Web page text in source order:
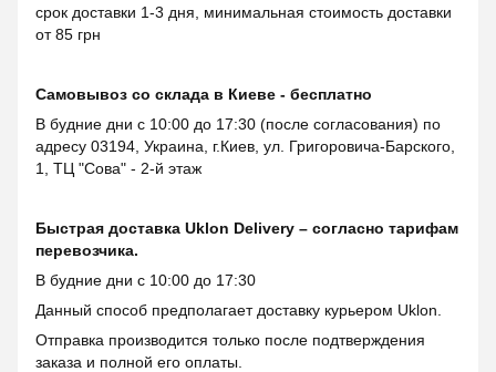
срок доставки 1-3 дня, минимальная стоимость доставки
от 85 грн
Самовывоз со склада в Киеве - бесплатно
В будние дни с 10:00 до 17:30 (после согласования) по
адресу 03194, Украина, г.Киев, ул. Григоровича-Барского,
1, ТЦ "Сова" - 2-й этаж
Быстрая доставка Uklon Delivery – согласно тарифам
перевозчика.
В будние дни с 10:00 до 17:30
Данный способ предполагает доставку курьером Uklon.
Отправка производится только после подтверждения
заказа и полной его оплаты.